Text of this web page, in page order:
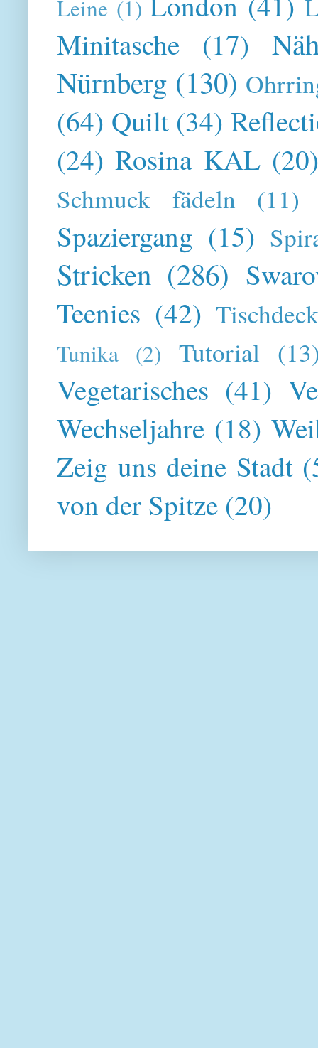
Leine (1)
Minitasche (17)
Nürnberg (130)
(64) Quilt (34)
(24) Rosina KAL
Schmuck fädeln (11)
Spaziergang (15)
Stricken (286)
Teenies (42)
Tunika (2) Tutorial
Vegetarisches (41)
Wechseljahre (18)
Zeig uns deine Stadt
von der Spitze (20)